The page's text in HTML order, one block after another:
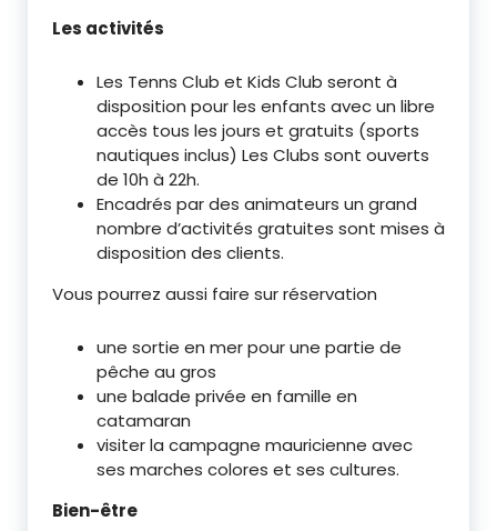
Les activités
Les Tenns Club et Kids Club seront à
disposition pour les enfants avec un libre
accès tous les jours et gratuits (sports
nautiques inclus) Les Clubs sont ouverts
de 10h à 22h.
Encadrés par des animateurs un grand
nombre d’activités gratuites sont mises à
disposition des clients.
Vous pourrez aussi faire sur réservation
une sortie en mer pour une partie de
pêche au gros
une balade privée en famille en
catamaran
visiter la campagne mauricienne avec
ses marches colores et ses cultures.
Bien-être